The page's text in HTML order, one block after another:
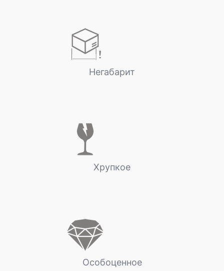
Негабарит
Хрупкое
Особоценное